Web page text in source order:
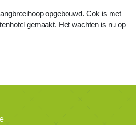
opgebouwd. Ook is met
gemaakt. Het wachten is nu op